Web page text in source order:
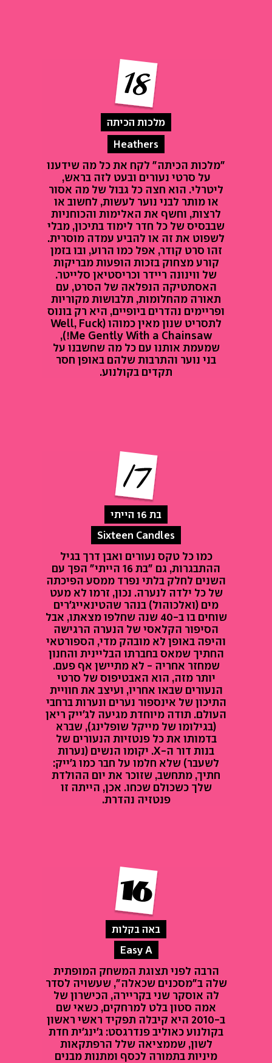
מלכות הכיתה
Heathers
"מלכות הכיתה" לקח את כל מה שידענו
על סרטי נעורים ובעט לזה בראש,
ליטרלי. הוא חצה כל גבול של מה אסור
או מותר לבני נוער לעשות, לחשוב או
לרצות, וחשף את האלימות והכוחניות
שבבסיס של כל חדר לימוד בתיכון, מבלי
לשפוט את זה או להביע עמדה מוסרית.
זהו סרט קודר, אפל כמו הרוע, ובו בזמן
קורע מצחוק בזכות הופעות מבריקות
של ווינונה ריידר וכריסטיאן סלייטר.
האסתטיקה הנפלאה של הסרט, עם
תאורה מהחלומות, תלבושות מקוריות
ופריימים נהדרים ביופיים, היא רק בונוס
לתסריט שנון מאין כמוהו (Well, Fuck
Me Gently With a Chainsaw!),
שמעמת אותנו עם כל מה שחשבנו על
בני נוער והתרבות שלהם באופן חסר
תקדים בקולנוע.
בת 16 הייתי
Sixteen Candles
כמו כל טקס נעורים ואבן דרך בגיל
ההתבגרות, גם "בת 16 הייתי" הפך עם
השנים לחלק בלתי נפרד ממסע הפיכתה
של כל ילדה לנערה. נכון, זרמו לא מעט
מים (ואלכוהול) בנהר שהטינאייג'רים
שוחים בו ב-40 שנה שחלפו מצאתו, אבל
הסיפור הקלאסי של הנערה הרגישה
והיפה באופן לא מובהק מדי, הספורטאי
החתיך שמאס בחברתו הבליינית והחנון
שמחזר אחריה - לא מתיישן אף פעם.
יותר מזה, הוא האבטיפוס של סרטי
הנעורים שבאו אחריו, ועיצב את חוויית
התיכון של אינספור נערים ונערות ברחבי
העולם. תודה מיוחדת מגיעה לג'ייק ריאן
(בגילומו של מייקל שופלינג), שברא
בדמותו את כל פנטזיות הנעורים של
בנות דור ה-X. יקומו הנשים (נערות
לשעבר) שלא חלמו על חבר כמו ג'ייק:
חתיך, מתחשב, שזוכר את יום ההולדת
שלך כשכולם שכחו. אכן, הייתה זו
פנטזיה נהדרת.
באה בקלות
Easy A
הרבה לפני תצוגת המשחק המופתית
שלה ב"מסכנים שכאלה", שעשויה לסדר
לה אוסקר שני בקריירה, הכישרון של
אמה סטון בלט למרחקים, כשאי שם
ב-2010 היא קיבלה תפקיד ראשי ראשון
בקולנוע כאוליב פנדרגסט: ג'ינג'ית חדת
לשון, שממציאה שלל הרפתקאות
מיניות בתמורה לכסף ומתנות מבנים